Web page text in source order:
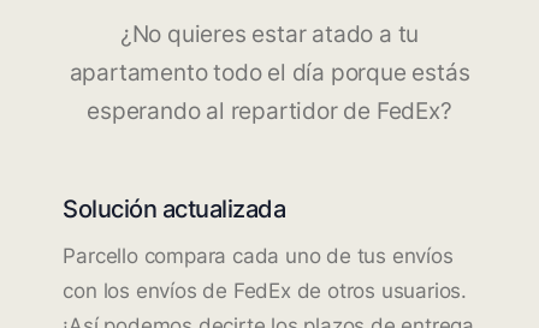
¿No quieres estar atado a tu
apartamento todo el día porque estás
esperando al repartidor de FedEx?
Solución actualizada
Parcello compara cada uno de tus envíos
con los envíos de FedEx de otros usuarios.